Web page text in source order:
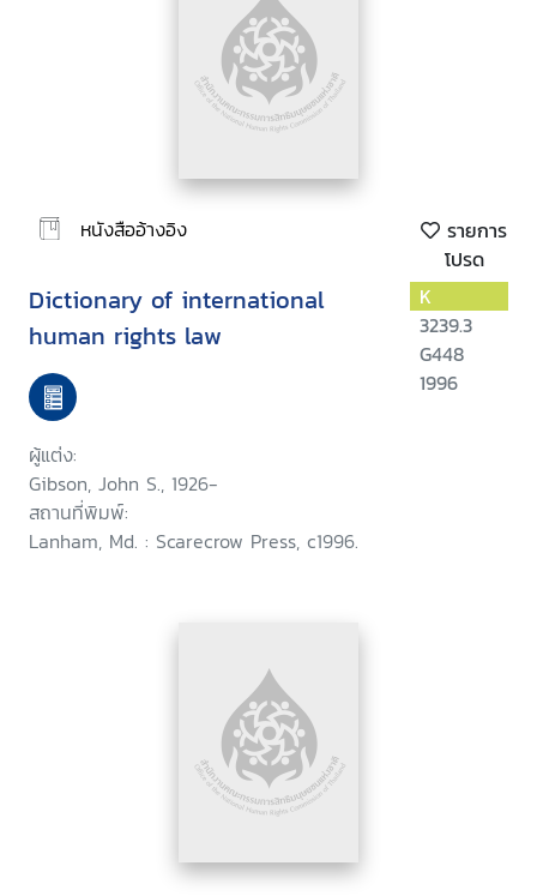
หนังสืออ้างอิง
รายการ
โปรด
Dictionary of international
human rights law
ผู้แต่ง:
Gibson, John S., 1926-
สถานที่พิมพ์:
Lanham, Md. : Scarecrow Press, c1996.
K
3239.3
G448
1996